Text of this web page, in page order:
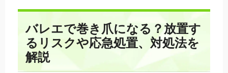
バレエで巻き爪になる？放置す
るリスクや応急処置、対処法を
解説